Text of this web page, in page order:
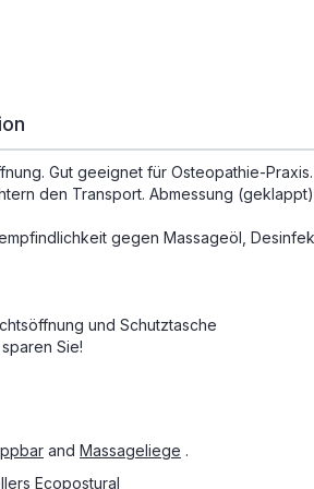
Gut geeignet für Osteopathie-Praxis.
den Transport. Abmessung
gegen Massageöl,
und Schutztasche
Sie!
and Massageliege .
Ecopostural